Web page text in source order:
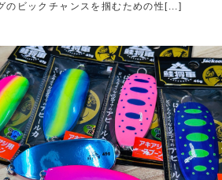
のビックチャンスを掴むための性[...]